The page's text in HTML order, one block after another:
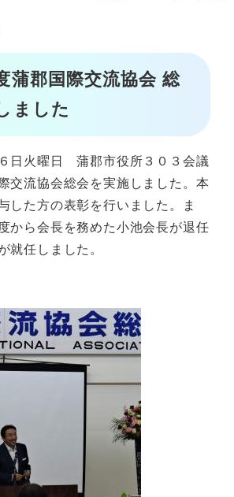
蒲郡国際交流協会 総
ました
日火曜日 蒲郡市役所３０３会議
交流協会総会を実施しました。本
した方の表彰を行いました。ま
から会長を務めた小池会長が退任
就任しました。